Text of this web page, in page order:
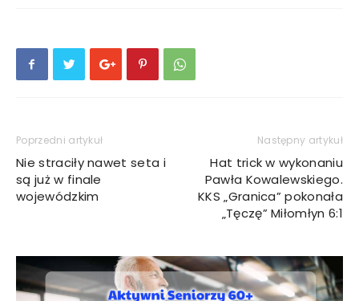
Poprzedni artykuł
Nie straciły nawet seta i
są już w finale
wojewódzkim
Następny artykuł
Hat trick w wykonaniu
Pawła Kowalewskiego.
KKS „Granica” pokonała
„Tęczę” Miłomłyn 6:1